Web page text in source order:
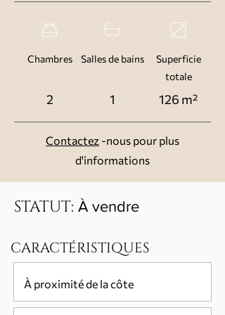
Chambres Salles de bains
2 1
Superficie
totale
126 m²
Contactez -nous pour plus
d'informations
STATUT: À vendre
CARACTÉRISTIQUES
À proximité de la côte